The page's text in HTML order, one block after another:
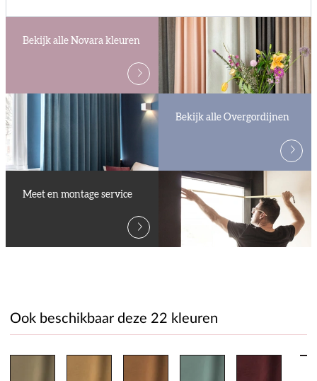
Bekijk alle Novara kleuren
Bekijk alle Overgordijnen
Meet en montage service
Ook beschikbaar deze 22 kleuren